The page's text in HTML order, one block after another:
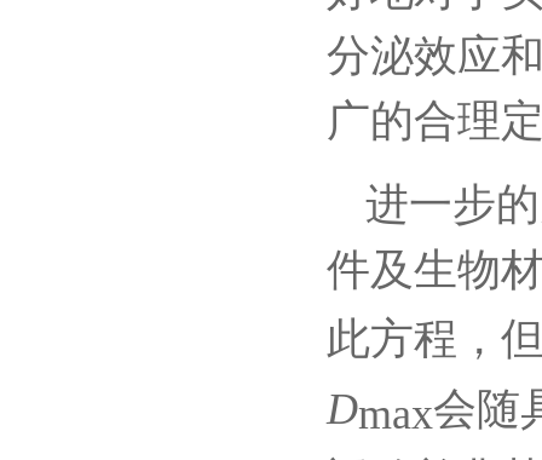
分泌效应
广的合理
进一步
件及生物
此方程，
Dmax会随